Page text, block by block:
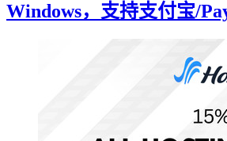
Windows，支持支付宝/